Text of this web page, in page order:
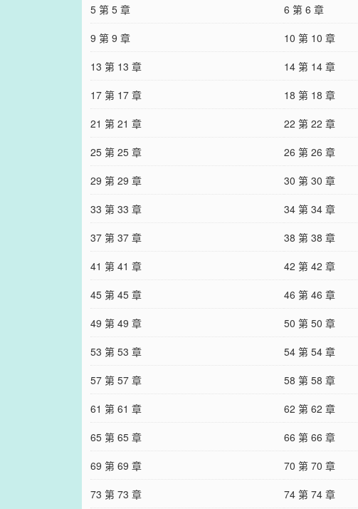
5 第 5 章
6 第 6 章
9 第 9 章
10 第 10 章
13 第 13 章
14 第 14 章
17 第 17 章
18 第 18 章
21 第 21 章
22 第 22 章
25 第 25 章
26 第 26 章
29 第 29 章
30 第 30 章
33 第 33 章
34 第 34 章
37 第 37 章
38 第 38 章
41 第 41 章
42 第 42 章
45 第 45 章
46 第 46 章
49 第 49 章
50 第 50 章
53 第 53 章
54 第 54 章
57 第 57 章
58 第 58 章
61 第 61 章
62 第 62 章
65 第 65 章
66 第 66 章
69 第 69 章
70 第 70 章
73 第 73 章
74 第 74 章